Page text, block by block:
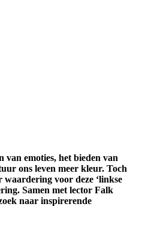
emoties, het bieden van
ons leven meer kleur. Toch
voor deze ‘linkse
Samen met lector Falk
naar inspirerende